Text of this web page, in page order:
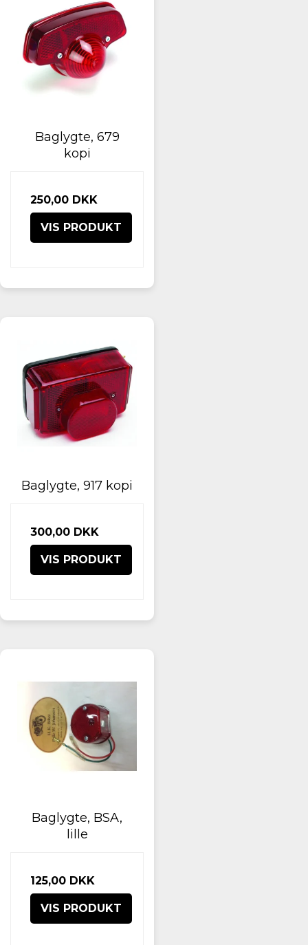
Baglygte, 679
kopi
250,00 DKK
VIS PRODUKT
Baglygte, 917 kopi
300,00 DKK
VIS PRODUKT
Baglygte, BSA,
lille
125,00 DKK
VIS PRODUKT